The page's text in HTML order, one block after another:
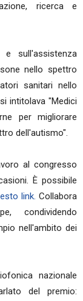
ricerca e
sull'assistenza
nello spettro
sanitari nello
intitolava "Medici
per migliorare
dell'autismo".
al congresso
È possibile
link. Collabora
condividendo
nell'ambito dei
nazionale
del premio: